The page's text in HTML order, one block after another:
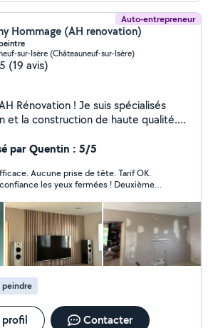
Auto-entrepreneur
Hommage (AH renovation)
sur-Isère (Châteauneuf-sur-Isère)
(19 avis)
Rénovation ! Je suis spécialisés
et la construction de haute qualité.
murs et plafonds (bandes à joint,
vous
! - Sols souples : pour un
Je suis avant tout un
l'écoute de vos besoins. Je travail
pour vous offrir des
vos attentes. Ma priorité ?
Je suis là pour vous aider à donner
rénovation et de construction.
discuter de vos idées et de vos
par Quentin : 5/5
Aucune prise de tête. Tarif OK.
les yeux fermées ! Deuxième
avec expertise et sans accroche. Rapide
! Je lui est carrément laissé les clefs
est en ordre. Encore merci !
peindre
profil Contacter